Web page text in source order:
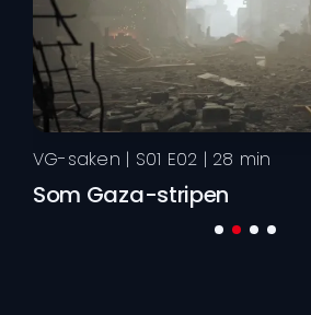
VG-saken | S01 E02 | 28 min
Som Gaza-stripen